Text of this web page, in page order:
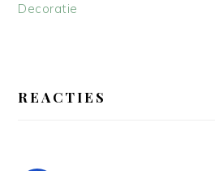
Decoratie
INTERACTIES
REACTIES